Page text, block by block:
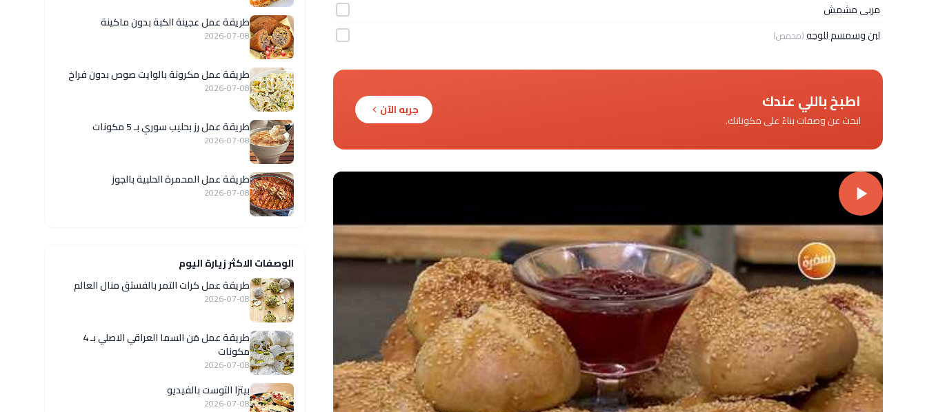
مربى مشمش
لبن وسمسم للوجه(محمص)
اطبخ باللي عندك
ابحث عن وصفات بناءً على مكوناتك.
جربه الآن
طريقة عمل عجينة الكبة بدون ماكينة
2026-07-08
طريقة عمل مكرونة بالوايت صوص بدون فراخ
2026-07-08
طريقة عمل رز بحليب سوري بـ 5 مكونات
2026-07-08
طريقة عمل المحمرة الحلبية بالجوز
2026-07-08
الوصفات الاكثر زيارة اليوم
طريقة عمل كرات التمر بالفستق منال العالم
2026-07-08
طريقة عمل مَن السما العراقي الاصلي بـ 4
مكونات
2026-07-08
بيتزا التوست بالفيديو
2026-07-08